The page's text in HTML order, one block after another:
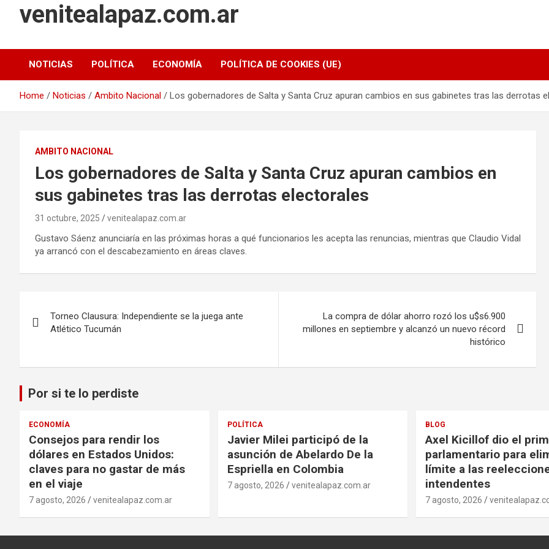
venitealapaz.com.ar
NOTICIAS POLÍTICA ECONOMÍA POLÍTICA DE COOKIES (UE)
Home Noticias Ambito Nacional Los gobernadores de Salta y Santa Cruz apuran cambios en sus gabinetes tras las derrotas
AMBITO NACIONAL
Los gobernadores de Salta y Santa Cruz apuran cambios en
sus gabinetes tras las derrotas electorales
31 octubre, 2025 venitealapaz.com.ar
Gustavo Sáenz anunciaría en las próximas horas a qué funcionarios les acepta las renuncias, mientras que Claudio Vidal
ya arrancó con el descabezamiento en áreas claves.
de
Torneo Clausura: Independiente se la juega ante
Atlético Tucumán
La compra de dólar ahorro rozó los u$s6.900
millones en septiembre y alcanzó un nuevo récord
histórico
Por si te lo perdiste
ECONOMÍA
Consejos para rendir los
dólares en Estados Unidos:
claves para no gastar de más
en el viaje
7 agosto, 2026 venitealapaz.com.ar
POLÍTICA
Javier Milei participó de la
asunción de Abelardo De la
Espriella en Colombia
7 agosto, 2026 venitealapaz.com.ar
BLOG
Axel Kicillof dio el
parlamentario para
límite a las
intendentes
7 agosto, 2026